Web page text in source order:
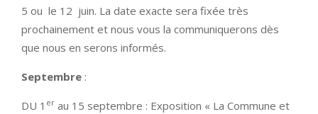
5 ou le 12 juin. La date exacte sera fixée très
prochainement et nous vous la communiquerons dès
que nous en serons informés.
Septembre :
DU 1 er au 15 septembre : Exposition « La Commune et